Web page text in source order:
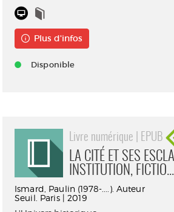
Plus d'infos
Disponible
Livre numérique | EPUB
LA CITÉ ET SES
INSTITUTION, FICTIO...
Ismard, Paulin (1978-....). Auteur
Seuil. Paris | 2019